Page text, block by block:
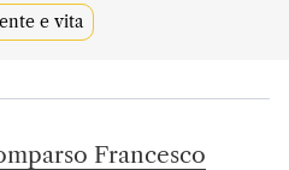
e vita
Francesco